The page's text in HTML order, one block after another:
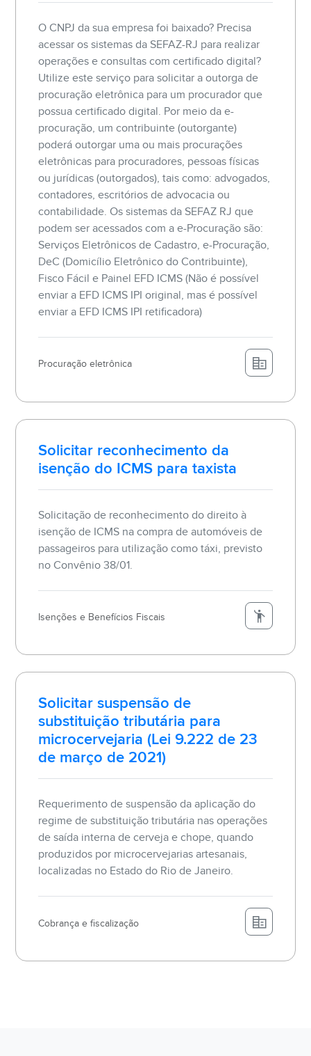
O CNPJ da sua empresa foi baixado? Precisa
acessar os sistemas da SEFAZ-RJ para realizar
operações e consultas com certificado digital?
Utilize este serviço para solicitar a outorga de
procuração eletrônica para um procurador que
possua certificado digital. Por meio da e-
procuração, um contribuinte (outorgante)
poderá outorgar uma ou mais procurações
eletrônicas para procuradores, pessoas físicas
ou jurídicas (outorgados), tais como: advogados,
contadores, escritórios de advocacia ou
contabilidade. Os sistemas da SEFAZ RJ que
podem ser acessados com a e-Procuração são:
Serviços Eletrônicos de Cadastro, e-Procuração,
DeC (Domicílio Eletrônico do Contribuinte),
Fisco Fácil e Painel EFD ICMS (Não é possível
enviar a EFD ICMS IPI original, mas é possível
enviar a EFD ICMS IPI retificadora)
Procuração eletrônica
Solicitar reconhecimento da
isenção do ICMS para taxista
Solicitação de reconhecimento do direito à
isenção de ICMS na compra de automóveis de
passageiros para utilização como táxi, previsto
no Convênio 38/01.
Isenções e Benefícios Fiscais
Solicitar suspensão de
substituição tributária para
microcervejaria (Lei 9.222 de 23
de março de 2021)
Requerimento de suspensão da aplicação do
regime de substituição tributária nas operações
de saída interna de cerveja e chope, quando
produzidos por microcervejarias artesanais,
localizadas no Estado do Rio de Janeiro.
Cobrança e fiscalização